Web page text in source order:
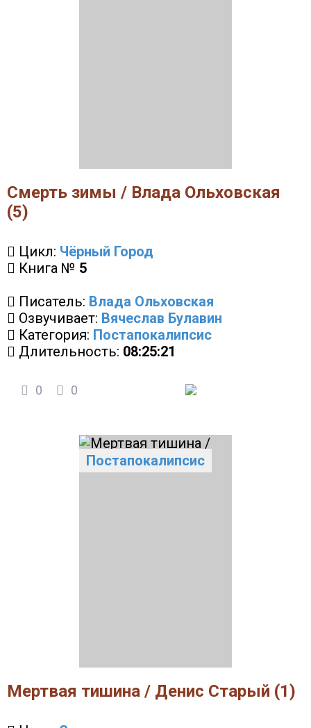
Смерть зимы / Влада Ольховская
(5)
Цикл: Чёрный Город
Книга № 5
Писатель: Влада Ольховская
Озвучивает: Вячеслав Булавин
Категория: Постапокалипсис
Длительность: 08:25:21
0 0
Постапокалипсис
Мертвая тишина / Денис Старый (1)